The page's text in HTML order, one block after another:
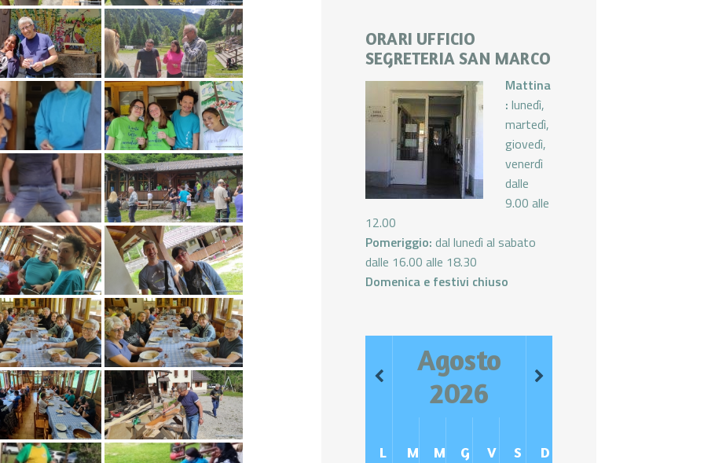
ORARI UFFICIO
SEGRETERIA SAN MARCO
Mattina
: lunedì,
martedì,
giovedì,
venerdì
dalle
9.00 alle
12.00
Pomeriggio: dal lunedì al sabato
dalle 16.00 alle 18.30
Domenica e festivi chiuso
Agosto
2026
L M M G V S D